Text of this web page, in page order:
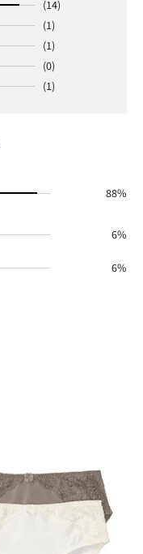
(14)
(1)
(1)
(0)
(1)
88%
6%
6%